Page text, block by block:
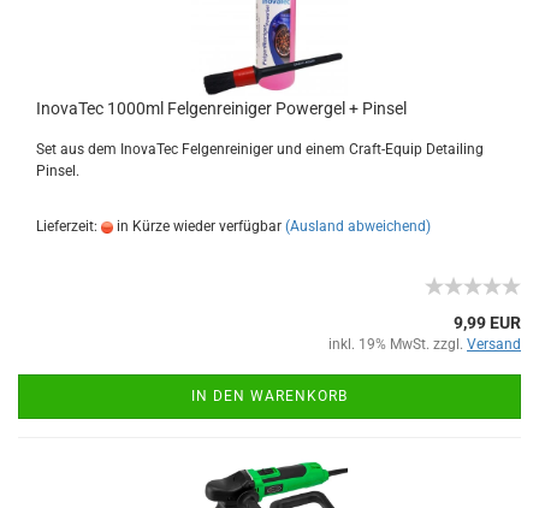
InovaTec 1000ml Felgenreiniger Powergel + Pinsel
Set aus dem InovaTec Felgenreiniger und einem Craft-Equip Detailing
Pinsel.
Lieferzeit: in Kürze wieder verfügbar (Ausland abweichend)
9,99 EUR
inkl. 19% MwSt. zzgl. Versand
IN DEN WARENKORB